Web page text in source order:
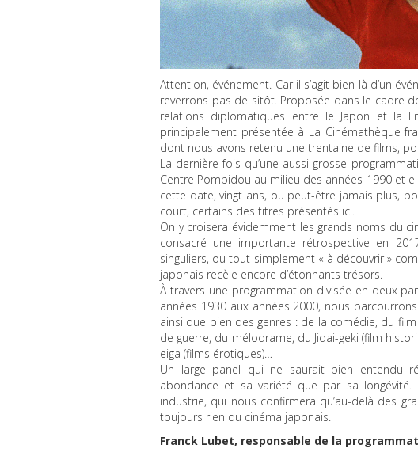
Attention, événement. Car il s’agit bien là d’un
reverrons pas de sitôt. Proposée dans le cadre
relations diplomatiques entre le Japon et la
principalement présentée à La Cinémathèque
dont nous avons retenu une trentaine de films,
La dernière fois qu’une aussi grosse
Centre Pompidou au milieu des années 1990 et
cette date, vingt ans, ou peut-être jamais plus,
court, certains des titres présentés ici.
On y croisera évidemment les grands noms du
consacré une importante rétrospective en
singuliers, ou tout simplement « à découvrir »
japonais recèle encore d’étonnants trésors.
À travers une programmation divisée en deux
années 1930 aux années 2000, nous
ainsi que bien des genres : de la comédie, du
de guerre, du mélodrame, du Jidai-geki (film
eiga (films érotiques)…
Un large panel qui ne saurait bien entendu
abondance et sa variété que par sa
industrie, qui nous confirmera qu’au-delà des
toujours rien du cinéma japonais.
Franck Lubet, responsable de la